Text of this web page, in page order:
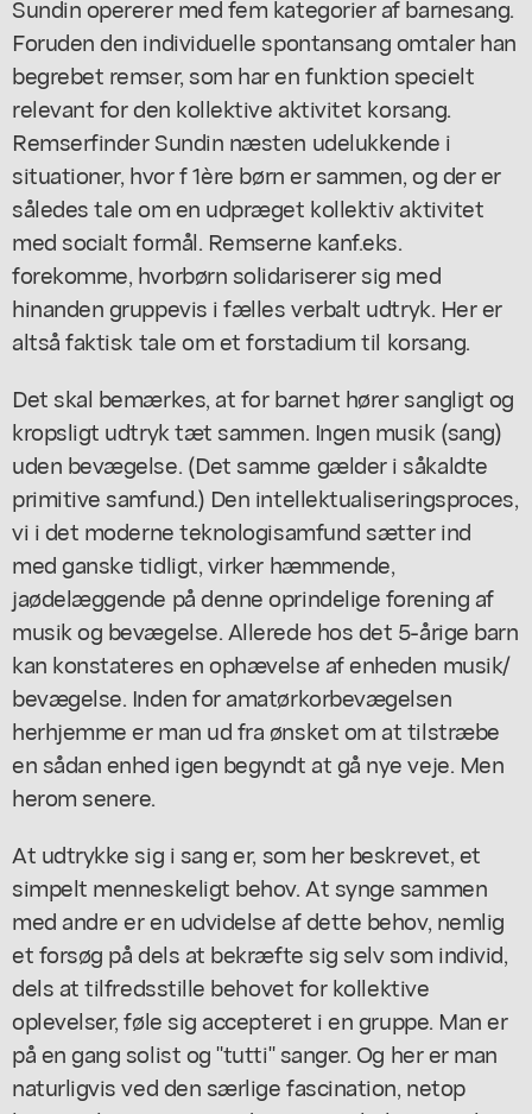
Sundin opererer med fem kategorier af barnesang.
Foruden den individuelle spontansang omtaler han
begrebet remser, som har en funktion specielt
relevant for den kollektive aktivitet korsang.
Remserfinder Sundin næsten udelukkende i
situationer, hvor f 1ère børn er sammen, og der er
således tale om en udpræget kollektiv aktivitet
med socialt formål. Remserne kanf.eks.
forekomme, hvorbørn solidariserer sig med
hinanden gruppevis i fælles verbalt udtryk. Her er
altså faktisk tale om et forstadium til korsang.
Det skal bemærkes, at for barnet hører sangligt og
kropsligt udtryk tæt sammen. Ingen musik (sang)
uden bevægelse. (Det samme gælder i såkaldte
primitive samfund.) Den intellektualiseringsproces,
vi i det moderne teknologisamfund sætter ind
med ganske tidligt, virker hæmmende,
jaødelæggende på denne oprindelige forening af
musik og bevægelse. Allerede hos det 5-årige barn
kan konstateres en ophævelse af enheden musik/
bevægelse. Inden for amatørkorbevægelsen
herhjemme er man ud fra ønsket om at tilstræbe
en sådan enhed igen begyndt at gå nye veje. Men
herom senere.
At udtrykke sig i sang er, som her beskrevet, et
simpelt menneskeligt behov. At synge sammen
med andre er en udvidelse af dette behov, nemlig
et forsøg på dels at bekræfte sig selv som individ,
dels at tilfredsstille behovet for kollektive
oplevelser, føle sig accepteret i en gruppe. Man er
på en gang solist og "tutti" sanger. Og her er man
naturligvis ved den særlige fascination, netop